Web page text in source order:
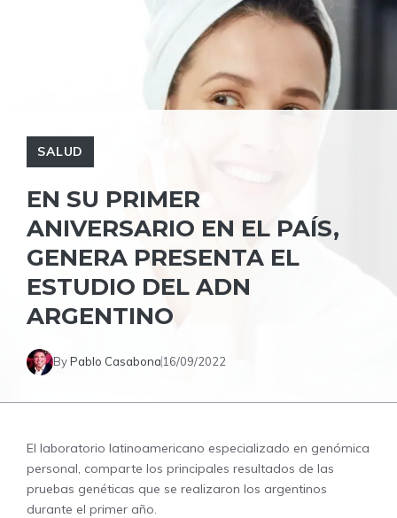
SALUD
EN SU PRIMER
ANIVERSARIO EN EL PAÍS,
GENERA PRESENTA EL
ESTUDIO DEL ADN
ARGENTINO
ByPablo Casabona 16/09/2022
El laboratorio latinoamericano especializado en genómica
personal, comparte los principales resultados de las
pruebas genéticas que se realizaron los argentinos
durante el primer año.